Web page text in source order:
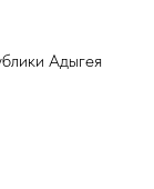
Адыгея